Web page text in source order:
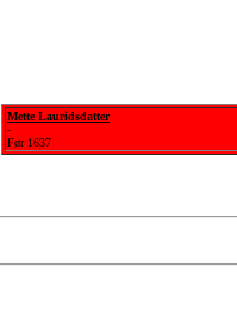
Mette Lauridsdatter
-
Før 1637